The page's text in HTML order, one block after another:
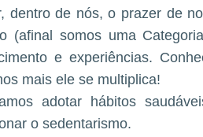
dentro de nós, o prazer de
(afinal somos uma
e experiências.
mais ele se multiplica!
adotar hábitos
o sedentarismo.